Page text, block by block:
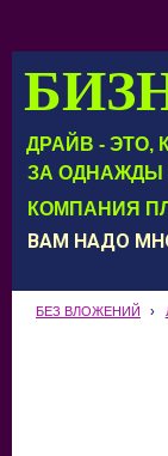
ДРАЙВ - ЭТО,
КОМПАНИЯ
ЗА ОДНАЖДЫ
ВАМ НАДО
БЕЗ ВЛОЖЕНИЙ ›